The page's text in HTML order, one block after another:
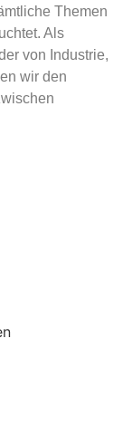
Themen
Als
von Industrie,
wir den